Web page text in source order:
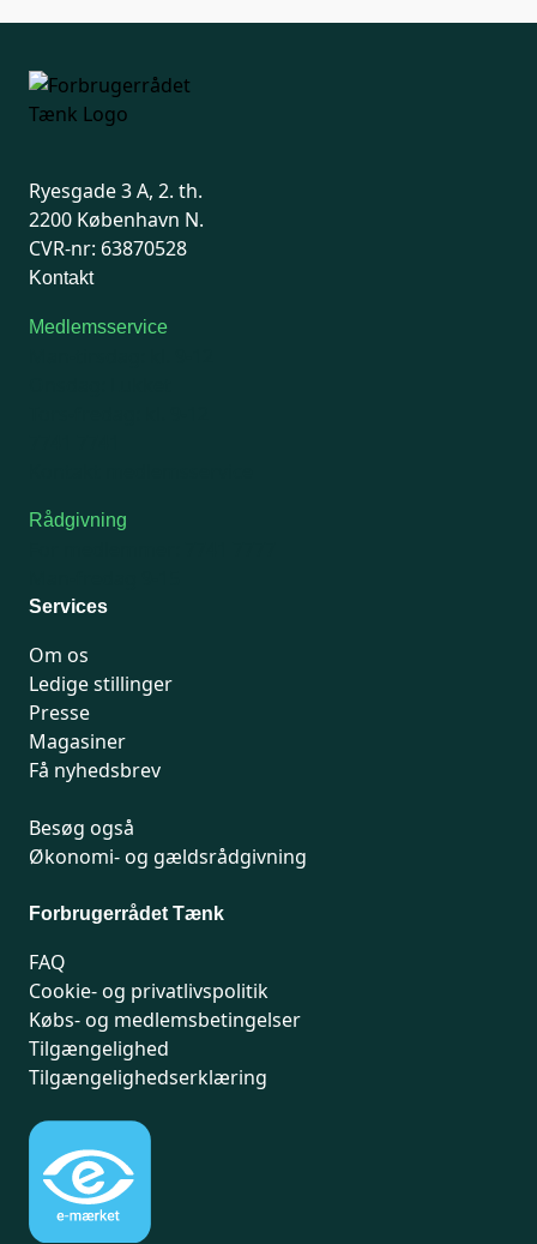
Ryesgade 3 A, 2. th.
2200 København N.
CVR-nr: 63870528
Kontakt
Medlemsservice
Rådgivning
Services
Om os
Ledige stillinger
Presse
Magasiner
Få nyhedsbrev
Besøg også
Økonomi- og gældsrådgivning
Forbrugerrådet Tænk
FAQ
Cookie- og privatlivspolitik
Købs- og medlemsbetingelser
Tilgængelighed
Tilgængelighedserklæring